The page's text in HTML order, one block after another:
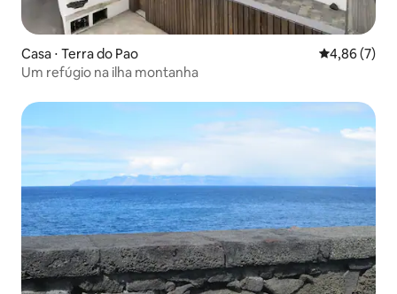
Casa ⋅ Terra do Pao 4,86 de uma
4,86 (7)
Um refúgio na ilha montanha